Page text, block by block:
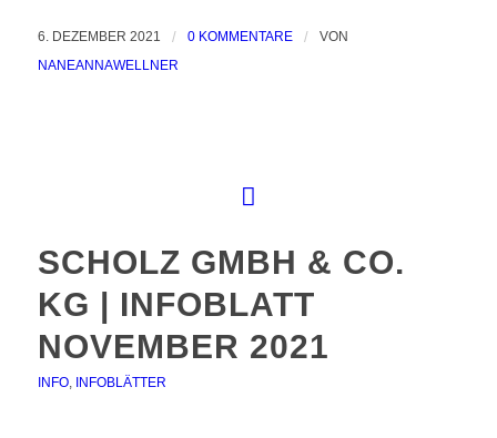
6. DEZEMBER 2021 / 0 KOMMENTARE /
VON
NANEANNAWELLNER
SCHOLZ GMBH & CO.
KG | INFOBLATT
NOVEMBER 2021
INFO, INFOBLÄTTER